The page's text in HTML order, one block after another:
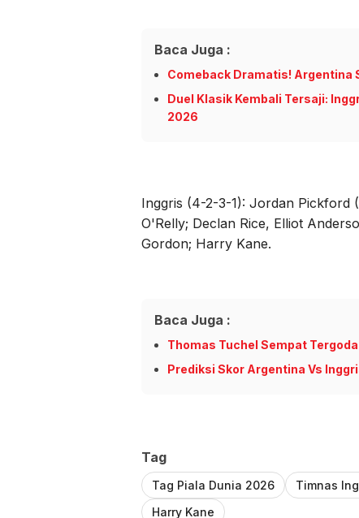
Baca Juga :
Comeback Dramatis! Argentina
Duel Klasik Kembali Tersaji:
2026
Inggris (4-2-3-1): Jordan Pickford
O'Relly; Declan Rice, Elliot
Gordon; Harry Kane.
Baca Juga :
Thomas Tuchel Sempat
Prediksi Skor Argentina Vs
Tag
Tag Piala Dunia 2026 Timnas
Harry Kane